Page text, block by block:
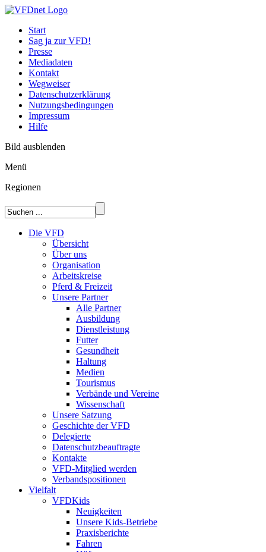
Start
Sag ja zur VFD!
Presse
Mediadaten
Kontakt
Wegweiser
Datenschutzerklärung
Nutzungsbedingungen
Impressum
Hilfe
Bild ausblenden
Menü
Regionen
Die VFD
Übersicht
Über uns
Organisation
Arbeitskreise
Pferd & Freizeit
Unsere Partner
Alle Partner
Ausbildung
Dienstleistung
Futter
Gesundheit
Haltung
Medien
Tourismus
Verbände und Vereine
Wissenschaft
Unsere Satzung
Geschichte der VFD
Delegierte
Datenschutzbeauftragte
Kontakte
VFD-Mitglied werden
Verbandspositionen
Vielfalt
VFDKids
Neuigkeiten
Unsere Kids-Betriebe
Praxisberichte
Fahren